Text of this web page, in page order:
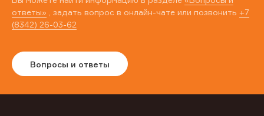
ответы» , задать вопрос в онлайн-чате или позвонить +7
(8342) 26-03-62
Вопросы и ответы